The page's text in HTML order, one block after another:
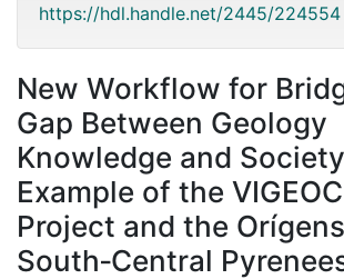
https://hdl.handle.net/2445/224554
New Workflow for
Gap Between Geology
Knowledge and
Example of the
Project and the
South‑Central